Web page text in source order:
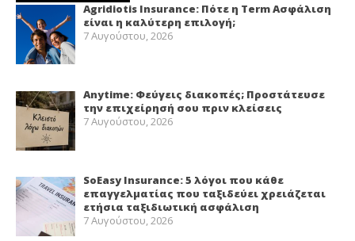
Agridiotis Insurance: Πότε η Term Ασφάλιση
είναι η καλύτερη επιλογή;
7 Αυγούστου, 2026
Anytime: Φεύγεις διακοπές; Προστάτευσε
την επιχείρησή σου πριν κλείσεις
7 Αυγούστου, 2026
SoEasy Insurance: 5 λόγοι που κάθε
επαγγελματίας που ταξιδεύει χρειάζεται
ετήσια ταξιδιωτική ασφάλιση
7 Αυγούστου, 2026